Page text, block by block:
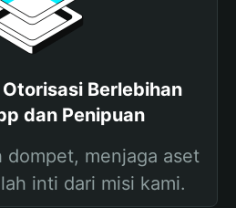
Berlebihan
dan Penipuan
dompet, menjaga aset
inti dari misi kami.